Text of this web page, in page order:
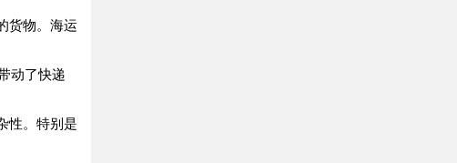
货物。海运
动了快递
性。特别是